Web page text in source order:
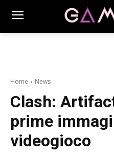
Home News
Clash:
prime
videogioco